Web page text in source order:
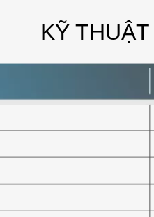
KỸ THUẬT